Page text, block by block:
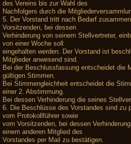
des Vereins bis zur Wahl des
Nachfolgers durch die
5. Der Vorstand tritt nach Bedarf
Vorsitzenden, bei dessen
Verhinderung von seinem Stellvertreter,
von einer Woche soll
eingehalten werden. Der Vorstand ist
Mitglieder anwesend sind.
Bei der Beschlussfassung entscheidet die
gültigen Stimmen.
Bei Stimmengleichheit entscheidet die
einer 2. Abstimmung.
Bei dessen Verhinderung die seines
6. Die Beschlüsse des Vorstandes sind zu
vom Protokollführer sowie
vom Vorsitzenden, bei dessen
einem anderen Mitglied des
Vorstandes per Mail zu bestätigen.